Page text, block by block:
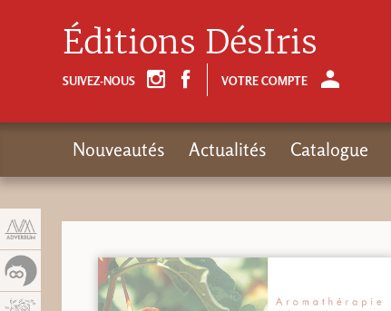
Éditions DésIris
SUIVEZ-NOUS VOTRE COMPTE
Nouveautés Actualités Catalogue